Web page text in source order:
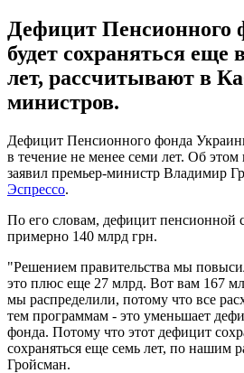
Дефицит Пенсионного
будет сохраняться еще
лет, рассчитывают в
министров.
Дефицит Пенсионного фонда
в течение не менее семи лет. Об этом
заявил премьер-министр Владимир
Эспрессо.
По его словам, дефицит пенсионной
примерно 140 млрд грн.
"Решением правительства мы
это плюс еще 27 млрд. Вот вам 167
мы распределили, потому что все
тем программам - это уменьшает
фонда. Потому что этот дефицит
сохраняться еще семь лет, по нашим
Гройсман.